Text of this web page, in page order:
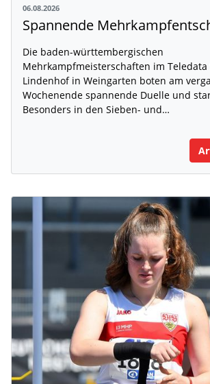
06.08.2026
Die baden-württembergischen
Mehrkampfmeisterschaften im Teledata
Lindenhof in Weingarten boten am
Wochenende spannende Duelle und
Besonders in den Sieben- und…